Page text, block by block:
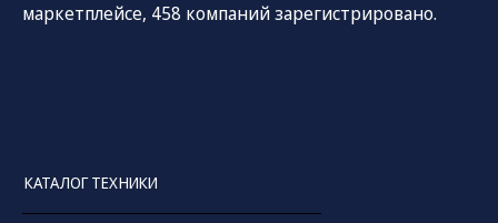
маркетплейсе, 458 компаний зарегистрировано.
КАТАЛОГ ТЕХНИКИ